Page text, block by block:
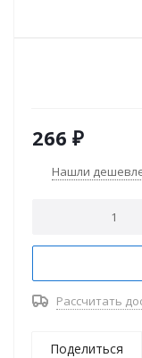
266 ₽
Нашли
Рассчитать
Поделиться